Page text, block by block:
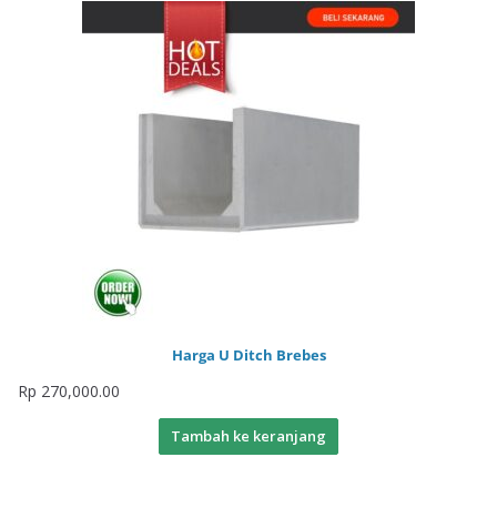
Harga U Ditch Brebes
Rp 270,000.00
Tambah ke keranjang